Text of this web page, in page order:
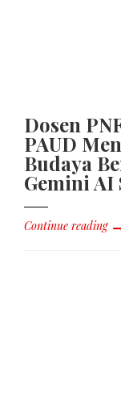
Dosen
PAUD
Budaya
Gemini
Continue reading